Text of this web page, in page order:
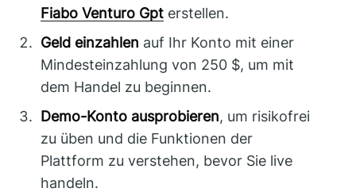
Fiabo Venturo Gpt erstellen.
Geld einzahlen auf Ihr Konto mit einer
Mindesteinzahlung von 250 $, um mit
dem Handel zu beginnen.
Demo-Konto ausprobieren, um risikofrei
zu üben und die Funktionen der
Plattform zu verstehen, bevor Sie live
handeln.